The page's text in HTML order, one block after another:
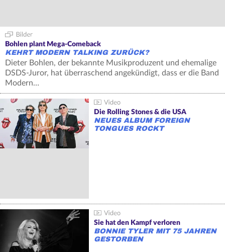
Bohlen plant Mega-Comeback
KEHRT MODERN TALKING ZURÜCK?
Dieter Bohlen, der bekannte Musikproduzent und ehemalige
DSDS-Juror, hat überraschend angekündigt, dass er die Band
Modern…
Die Rolling Stones & die USA
NEUES ALBUM FOREIGN
TONGUES ROCKT
Sie hat den Kampf verloren
BONNIE TYLER MIT 75 JAHREN
GESTORBEN